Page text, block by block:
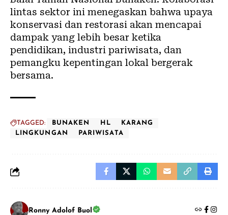
lintas sektor ini menegaskan bahwa upaya
konservasi dan restorasi akan mencapai
dampak yang lebih besar ketika
pendidikan, industri pariwisata, dan
pemangku kepentingan lokal bergerak
bersama.
TAGGED: BUNAKEN HL
KARANG
LINGKUNGAN
PARIWISATA
Ronny Adolof Buol